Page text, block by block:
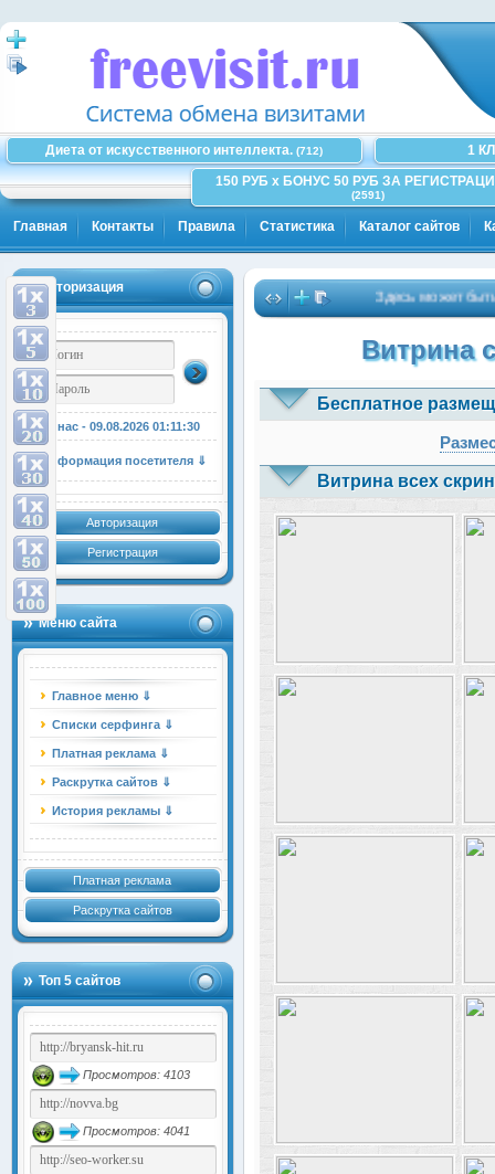
Диета от искусственного интеллекта. (712)
1
150 РУБ x БОНУС 50 РУБ ЗА
(2591)
Главная Контакты Правила Статистика Каталог сайтов
Авторизация
У нас - 09.08.202601:11:30
Информация посетителя ⇓
Авторизация
Регистрация
Меню сайта
Главное меню ⇓
Списки серфинга ⇓
Платная реклама ⇓
Раскрутка сайтов ⇓
История рекламы ⇓
Платная реклама
Раскрутка сайтов
Топ 5 сайтов
Просмотров: 4103
Просмотров: 4041
Здесь может быть
Витрина
Бесплатное
Витрина всех